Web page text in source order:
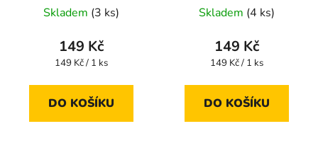
Skladem (3 ks)
149 Kč
Měrná
149 Kč / 1 ks
DO KOŠÍKU
Skladem (4 ks)
149 Kč
Měrná
149 Kč / 1 ks
DO KOŠÍKU